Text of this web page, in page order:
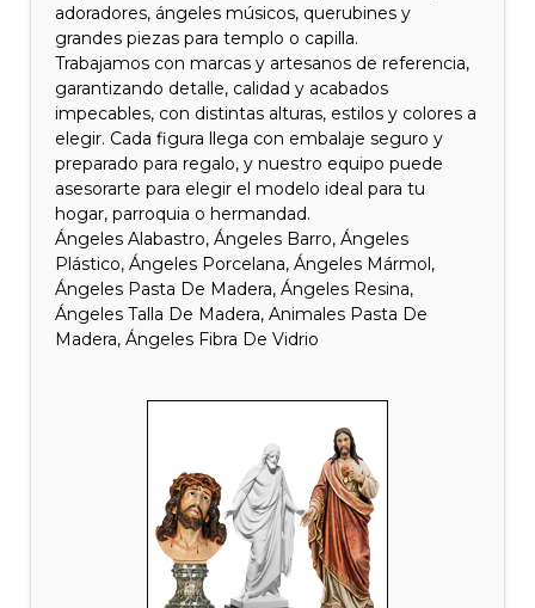
adoradores, ángeles músicos, querubines y
grandes piezas para templo o capilla.
Trabajamos con marcas y artesanos de referencia,
garantizando detalle, calidad y acabados
impecables, con distintas alturas, estilos y colores a
elegir. Cada figura llega con embalaje seguro y
preparado para regalo, y nuestro equipo puede
asesorarte para elegir el modelo ideal para tu
hogar, parroquia o hermandad.
Ángeles Alabastro, Ángeles Barro, Ángeles
Plástico, Ángeles Porcelana, Ángeles Mármol,
Ángeles Pasta De Madera, Ángeles Resina,
Ángeles Talla De Madera, Animales Pasta De
Madera, Ángeles Fibra De Vidrio